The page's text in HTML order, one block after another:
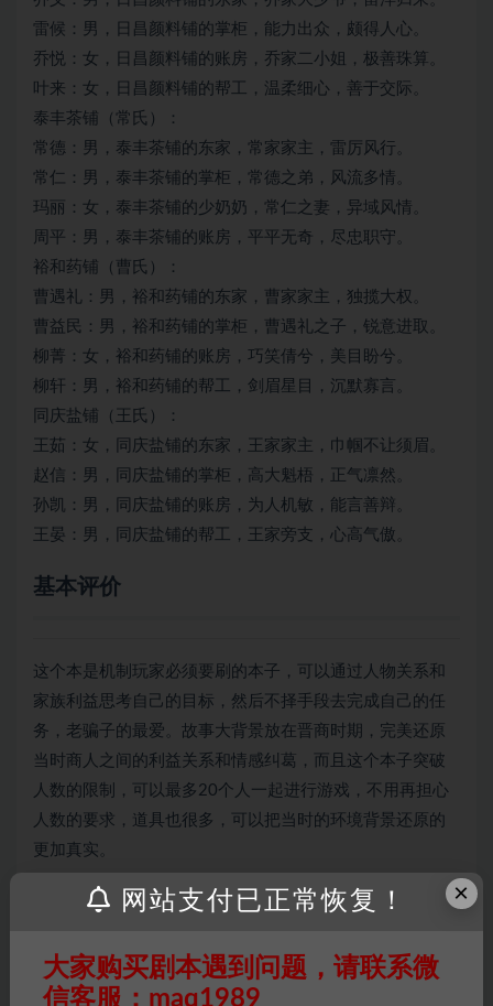
雷候：男，日昌颜料铺的掌柜，能力出众，颇得人心。
乔悦：女，日昌颜料铺的账房，乔家二小姐，极善珠算。
叶来：女，日昌颜料铺的帮工，温柔细心，善于交际。
泰丰茶铺（常氏）：
常德：男，泰丰茶铺的东家，常家家主，雷厉风行。
常仁：男，泰丰茶铺的掌柜，常德之弟，风流多情。
玛丽：女，泰丰茶铺的少奶奶，常仁之妻，异域风情。
周平：男，泰丰茶铺的账房，平平无奇，尽忠职守。
裕和药铺（曹氏）：
曹遇礼：男，裕和药铺的东家，曹家家主，独揽大权。
曹益民：男，裕和药铺的掌柜，曹遇礼之子，锐意进取。
柳菁：女，裕和药铺的账房，巧笑倩兮，美目盼兮。
柳轩：男，裕和药铺的帮工，剑眉星目，沉默寡言。
同庆盐铺（王氏）：
王茹：女，同庆盐铺的东家，王家家主，巾帼不让须眉。
赵信：男，同庆盐铺的掌柜，高大魁梧，正气凛然。
孙凯：男，同庆盐铺的账房，为人机敏，能言善辩。
王晏：男，同庆盐铺的帮工，王家旁支，心高气傲。
基本评价
这个本是机制玩家必须要刷的本子，可以通过人物关系和
家族利益思考自己的目标，然后不择手段去完成自己的任
务，老骗子的最爱。故事大背景放在晋商时期，完美还原
当时商人之间的利益关系和情感纠葛，而且这个本子突破
人数的限制，可以最多20个人一起进行游戏，不用再担心
人数的要求，道具也很多，可以把当时的环境背景还原的
更加真实。
这是很少见的一个机制如此特别的本，玩家分为四大家
算的本，胜负就是看谁钱多。所以想尽一切办法多赚钱
吧，本子很薄，简单的背景和人物故事。大部分都是机
×
网站支付已正常恢复！
大家购买剧本遇到问题，请联系微
信客服：maq1989